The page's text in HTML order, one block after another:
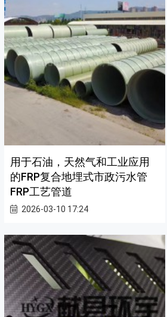
用于石油，天然气和工业应用
的FRP复合地埋式市政污水管
FRP工艺管道
2026-03-10 17:24